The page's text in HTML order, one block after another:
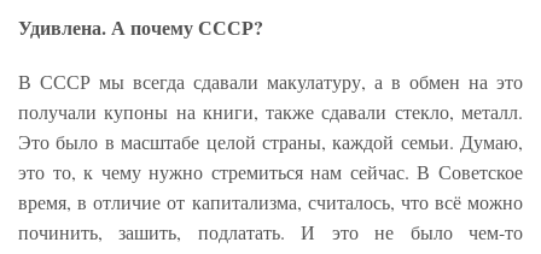
Удивлена. А почему СССР?
В СССР мы всегда сдавали макулатуру, а в обмен на это
получали купоны на книги, также сдавали стекло, металл.
Это было в масштабе целой страны, каждой семьи. Думаю,
это то, к чему нужно стремиться нам сейчас. В Советское
время, в отличие от капитализма, считалось, что всё можно
починить, зашить, подлатать. И это не было чем-то